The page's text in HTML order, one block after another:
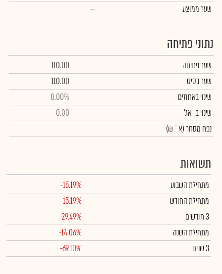
שער ממוצע
--
נתוני פתיחה
שער פתיחה
110.00
שער בסיס
110.00
שינוי באחוזים
0.00%
שינויב- אג'
0.00
נפח מסחר(א` ₪)
תשואות
מתחילת השבוע
-15.19%
מתחילת החודש
-15.19%
3 חודשים
-29.49%
מתחילת השנה
-14.06%
3 שנים
-69.10%